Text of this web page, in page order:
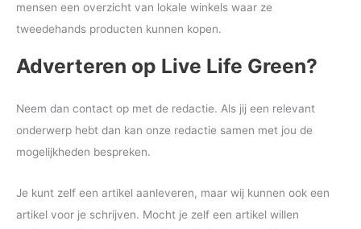
mensen een overzicht van lokale winkels waar ze
tweedehands producten kunnen kopen.
Adverteren op Live Life Green?
Neem dan contact op met de redactie. Als jij een relevant
onderwerp hebt dan kan onze redactie samen met jou de
mogelijkheden bespreken.
Je kunt zelf een artikel aanleveren, maar wij kunnen ook een
artikel voor je schrijven. Mocht je zelf een artikel willen